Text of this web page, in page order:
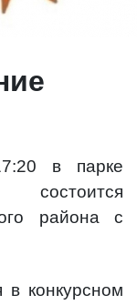
в парке
состоится
района с
в конкурсном